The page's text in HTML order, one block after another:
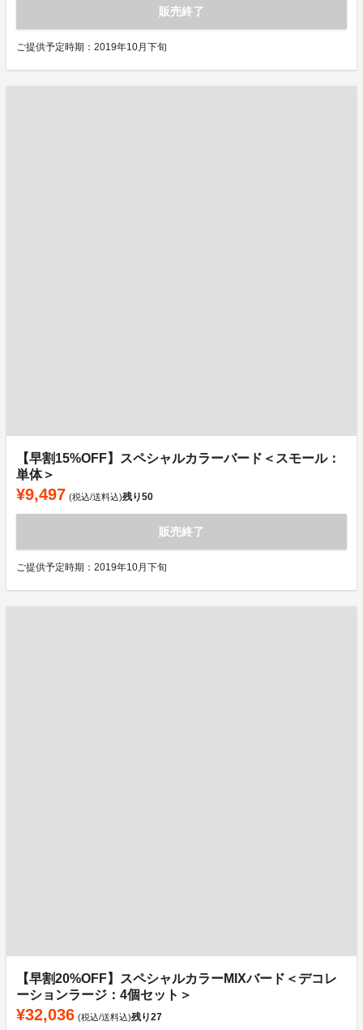
販売終了
ご提供予定時期：2019年10月下旬
【早割15%OFF】スペシャルカラーバード＜スモール：
単体＞
¥9,497 (税込/送料込)残り50
販売終了
ご提供予定時期：2019年10月下旬
【早割20%OFF】スペシャルカラーMIXバード＜デコレ
ーションラージ：4個セット＞
¥32,036 (税込/送料込)残り27